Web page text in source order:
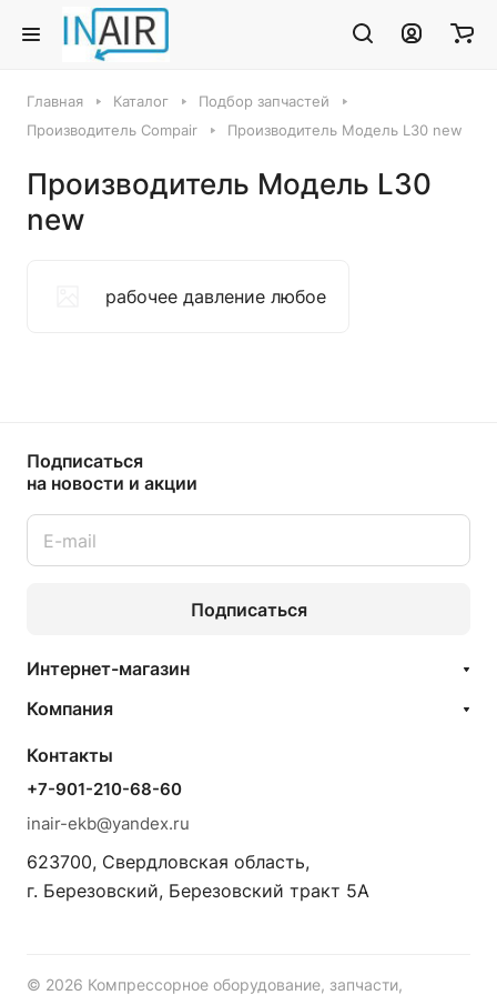
Главная Каталог
Подбор запчастей
Производитель Compair
Производитель Модель L30 new
Производитель Модель L30
new
рабочее давление любое
Подписаться
на новости и акции
Подписаться
Интернет-магазин
Компания
Контакты
+7-901-210-68-60
inair-ekb@yandex.ru
623700, Свердловская область,
г. Березовский, Березовский тракт 5А
© 2026 Компрессорное оборудование, запчасти,